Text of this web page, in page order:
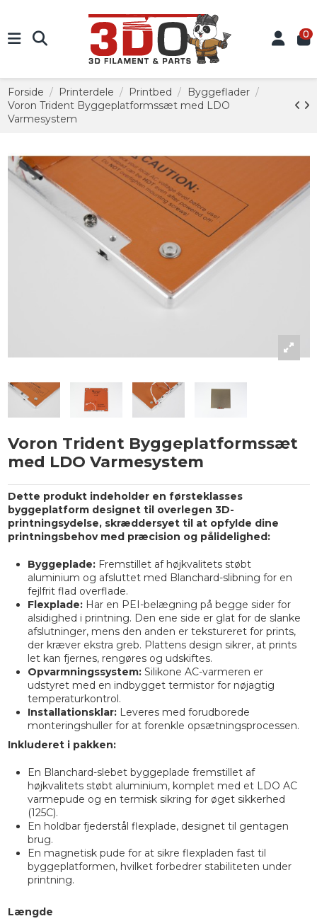
0
Forside Printerdele Printbed
Byggeflader
Voron Trident Byggeplatformssæt med LDO
Varmesystem
Voron Trident Byggeplatformssæt
med LDO Varmesystem
Dette produkt indeholder en førsteklasses
byggeplatform designet til overlegen 3D-
printningsydelse, skræddersyet til at opfylde dine
printningsbehov med præcision og pålidelighed:
Byggeplade:Fremstillet af højkvalitets støbt
aluminium og afsluttet med Blanchard-slibning for en
fejlfrit flad overflade.
Flexplade:Har en PEI-belægning på begge sider for
alsidighed i printning. Den ene side er glat for de slanke
afslutninger, mens den anden er tekstureret for prints,
der kræver ekstra greb. Plattens design sikrer, at prints
let kan fjernes, rengøres og udskiftes.
Opvarmningssystem:Silikone AC-varmeren er
udstyret med en indbygget termistor for nøjagtig
temperaturkontrol.
Installationsklar:Leveres med forudborede
monteringshuller for at forenkle opsætningsprocessen.
Inkluderet i pakken:
En Blanchard-slebet byggeplade fremstillet af
højkvalitets støbt aluminium, komplet med et LDO AC
varmepude og en termisk sikring for øget sikkerhed
(125C).
En holdbar fjederstål flexplade, designet til gentagen
brug.
En magnetisk pude for at sikre flexpladen fast til
byggeplatformen, hvilket forbedrer stabiliteten under
printning.
Længde